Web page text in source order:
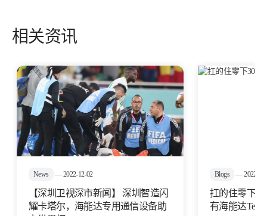
相关资讯
News —2022-12-02
【深圳卫视深市新闻】 深圳智造闪
耀卡塔尔，海能达专用通信设备助
Blogs —2022-
扛的住零下
有海能达